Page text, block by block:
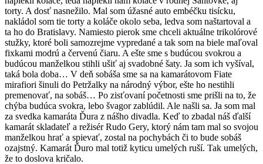
torty. A dosť nasnežilo. Mal som úžasné auto embéčku tisícku,
nakládol som tie torty a koláče okolo seba, ledva som naštartoval a
ta ho do Bratislavy. Namiesto pierok sme chceli aktuálne trikolórové
stužky, ktoré boli samozrejme vypredané a tak som na biele maľoval
fixkami modrú a červenú čiaru. A ešte sme s budúcou svokrou a
budúcou manželkou stihli ušiť aj svadobné šaty. Ja som ich vyšíval,
taká bola doba… V deň sobáša sme sa na kamarátovom Fiate
mirafiori šinuli do Petržalky na národný výbor, ešte ho nestihli
premenovať, na sobáš… Po zisťovaní početnosti sme prišli na to, že
chýba budúca svokra, lebo švagor zablúdil. Ale našli sa. Ja som mal
za svedka kamaráta Ďura z nášho divadla. Keď to zbadal náš ďalší
kamarát skladateľ a režisér Rudo Gery, ktorý nám tam mal so svojou
manželkou hrať a spievať, zostal na pochybách či to bude sobáš
ozajstný. Kamarát Ďuro mal totiž kyticu umelých ruší. Tak umelých,
že to doslova kričalo.